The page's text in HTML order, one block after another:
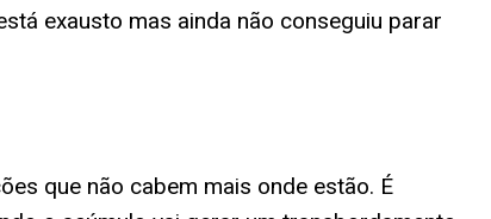
exausto mas ainda não conseguiu parar
que não cabem mais onde estão. É